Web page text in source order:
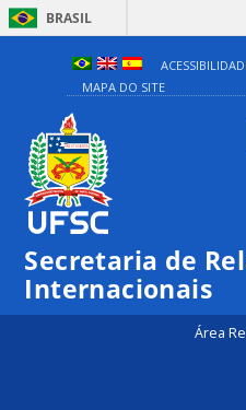
BRASIL
MAPA DO SITE
Secretaria de
Internacionais
Área